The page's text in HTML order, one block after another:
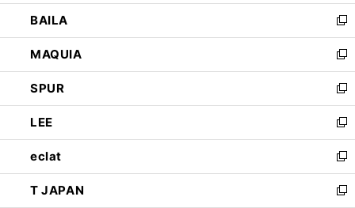
開
く
ウ
ィ
ン
ド
ウ
で
開
く
し
い
ウ
ィ
ン
ド
ウ
で
開
く
BAILA
新
し
い
ウ
ィ
ン
ド
ウ
で
開
く
MAQUIA
新
し
い
ウ
ィ
ン
ド
ウ
で
SPUR
新
し
い
ウ
ィ
ン
ド
LEE
新
し
い
ウ
ィ
eclat
新
し
い
T JAPAN
新